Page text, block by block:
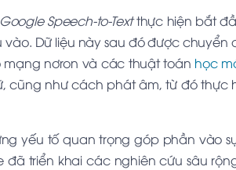
Google Speech-to-Textthực hiện bắt
Dữ liệu này sau đó được
mạng nơron và các thuật toán học
cũng như cách phát âm, từ đó thực
yếu tố quan trọng góp phần vào
đã triển khai các nghiên cứu sâu